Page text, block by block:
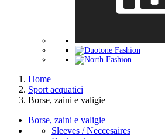
Home
Sport acquatici
Borse, zaini e valigie
Borse, zaini e valigie
Sleeves / Neccesaires